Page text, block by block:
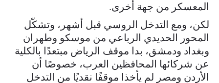
المعسكر من جهة أخرى.
لكن، ومع التدخل الروسي قبل أشهر، وتشكّل
المحور الحديدي الرباعي من موسكو وطهران
وبغداد ودمشق، بدا موقف الرياض مبتعدًا بالكلية
عن شركائها المحافظين العرب، خصوصًا أن
الأردن ومصر لم يأخذا موقفًا نقديًا من التدخل